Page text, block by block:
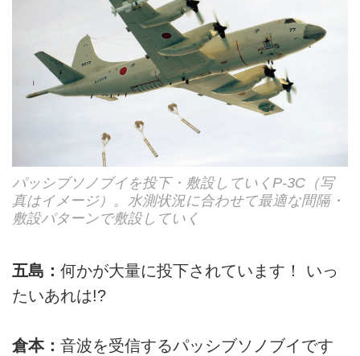
パッシブソノブイを投下・敷設していくP-3C（写
真はイメージ）。水測状況に合わせて最適な間隔・
敷設パターンで敷設していく
五島： 何かが大量に投下されています！ いっ
たいあれは!?
倉本： 音波を受信するパッシブソノブイです